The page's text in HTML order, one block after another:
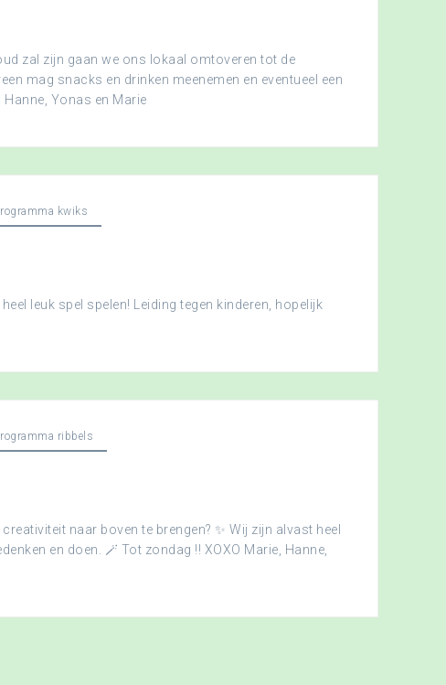
zal zijn gaan we ons lokaal omtoveren tot de
mag snacks en drinken meenemen en eventueel een
Hanne, Yonas en Marie
kwiks
leuk spel spelen! Leiding tegen kinderen, hopelijk
ribbels
naar boven te brengen? ✨ Wij zijn alvast heel
en doen. 🪄 Tot zondag !! XOXO Marie, Hanne,